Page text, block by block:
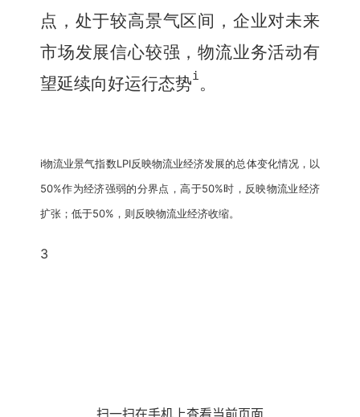
点，处于较高景气区间，企业对未来
市场发展信心较强，物流业务活动有
望延续向好运行态势i。
i物流业景气指数LPI反映物流业经济发展的总体变化情况，以
50%作为经济强弱的分界点，高于50%时，反映物流业经济
扩张；低于50% ，则反映物流业经济收缩。
3
扫一扫在手机上查看当前页面